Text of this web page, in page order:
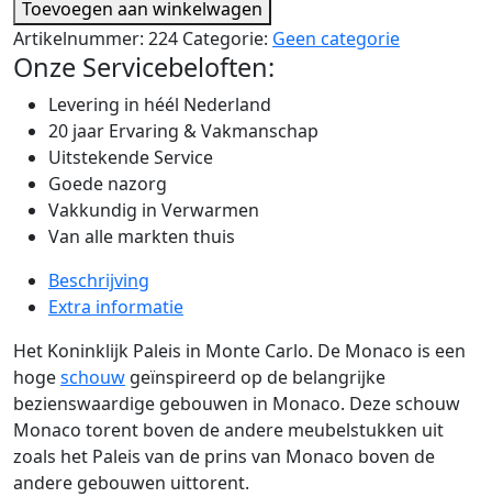
Toevoegen aan winkelwagen
Artikelnummer: 224 Categorie: Geen categorie
Onze Servicebeloften:
Levering in héél Nederland
20 jaar Ervaring & Vakmanschap
Uitstekende Service
Goede nazorg
Vakkundig in Verwarmen
Van alle markten thuis
Beschrijving
Extra informatie
Het Koninklijk Paleis in Monte Carlo. De Monaco is een
hogeschouw geïnspireerd op de belangrijke
bezienswaardige gebouwen in Monaco. Deze schouw
Monaco torent boven de andere meubelstukken uit
zoals het Paleis van de prins van Monaco boven de
andere gebouwen uittorent.